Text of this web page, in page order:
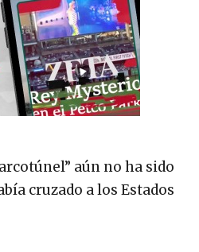
aún no ha sido
cruzado a los Estados